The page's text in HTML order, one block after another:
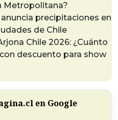
Metropolitana?
precipitaciones en
de Chile
Chile 2026: ¿Cuánto
descuento para show
en Google